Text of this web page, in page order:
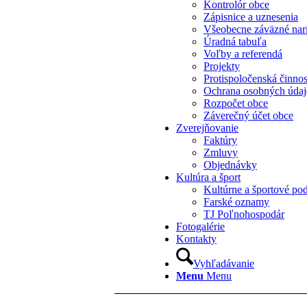
Kontrolór obce
Zápisnice a uznesenia
Všeobecne záväzné
Úradná tabuľa
Voľby a referendá
Projekty
Protispoločenská
Ochrana osobných
Rozpočet obce
Záverečný účet obce
Zverejňovanie
Faktúry
Zmluvy
Objednávky
Kultúra a šport
Kultúrne a športové
Farské oznamy
TJ Poľnohospodár
Fotogalérie
Kontakty
Vyhľadávanie
Menu Menu